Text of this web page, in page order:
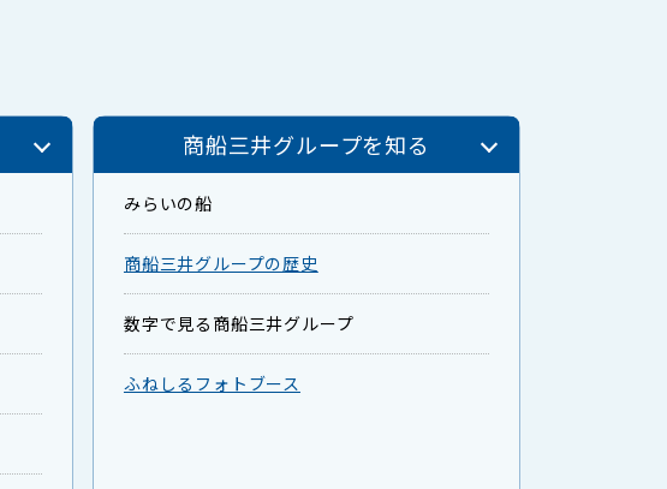
商船三井グループを知る
みらいの船
商船三井グループの歴史
数字で見る商船三井グループ
ふねしるフォトブース